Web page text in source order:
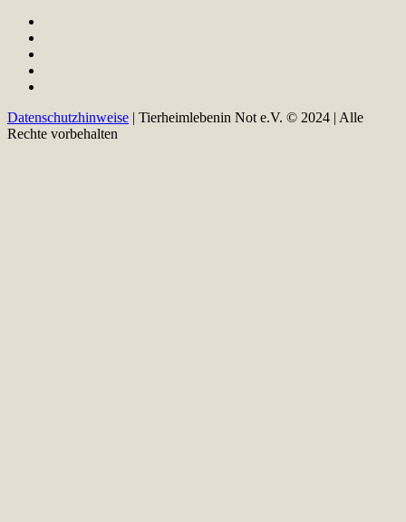
Datenschutzhinweise | Tierheimlebenin Not e.V. © 2024 | Alle
Rechte vorbehalten